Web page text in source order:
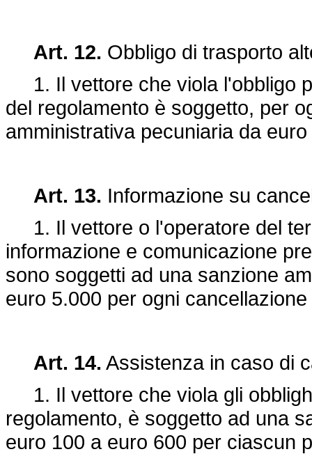
Art. 12. Obbligo di trasporto
1. Il vettore che viola l'obbligo
del regolamento è soggetto, per
amministrativa pecuniaria da
Art. 13. Informazione su
1. Il vettore o l'operatore del
informazione e comunicazione
sono soggetti ad una sanzione
euro 5.000 per ogni
Art. 14. Assistenza in caso di
1. Il vettore che viola gli
regolamento, è soggetto ad una
euro 100 a euro 600 per ciascun